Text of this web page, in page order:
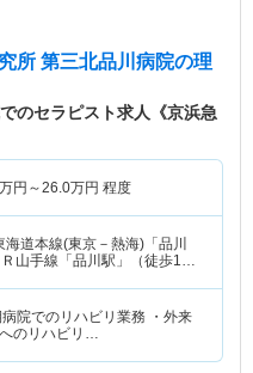
所 第三北品川病院の理
のセラピスト求人《京浜急
万円～26.0万円 程度
海道本線(東京－熱海)「品川
山手線「品川駅」（徒歩15
病院でのリハビリ業務 ・外来
のリハビリ…